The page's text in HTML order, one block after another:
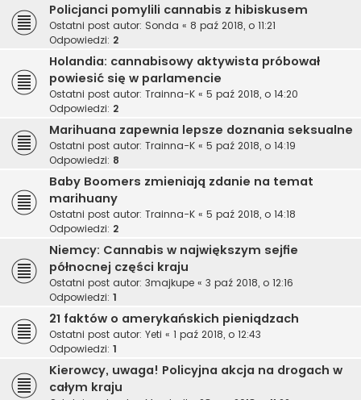
Policjanci pomylili cannabis z hibiskusem
Ostatni post autor: Sonda « 8 paź 2018, o 11:21
Odpowiedzi: 2
Holandia: cannabisowy aktywista próbował
powiesić się w parlamencie
Ostatni post autor: Trainna-K « 5 paź 2018, o 14:20
Odpowiedzi: 2
Marihuana zapewnia lepsze doznania seksualne
Ostatni post autor: Trainna-K « 5 paź 2018, o 14:19
Odpowiedzi: 8
Baby Boomers zmieniają zdanie na temat
marihuany
Ostatni post autor: Trainna-K « 5 paź 2018, o 14:18
Odpowiedzi: 2
Niemcy: Cannabis w największym sejfie
północnej części kraju
Ostatni post autor: 3majkupe « 3 paź 2018, o 12:16
Odpowiedzi: 1
21 faktów o amerykańskich pieniądzach
Ostatni post autor: Yeti « 1 paź 2018, o 12:43
Odpowiedzi: 1
Kierowcy, uwaga! Policyjna akcja na drogach w
całym kraju